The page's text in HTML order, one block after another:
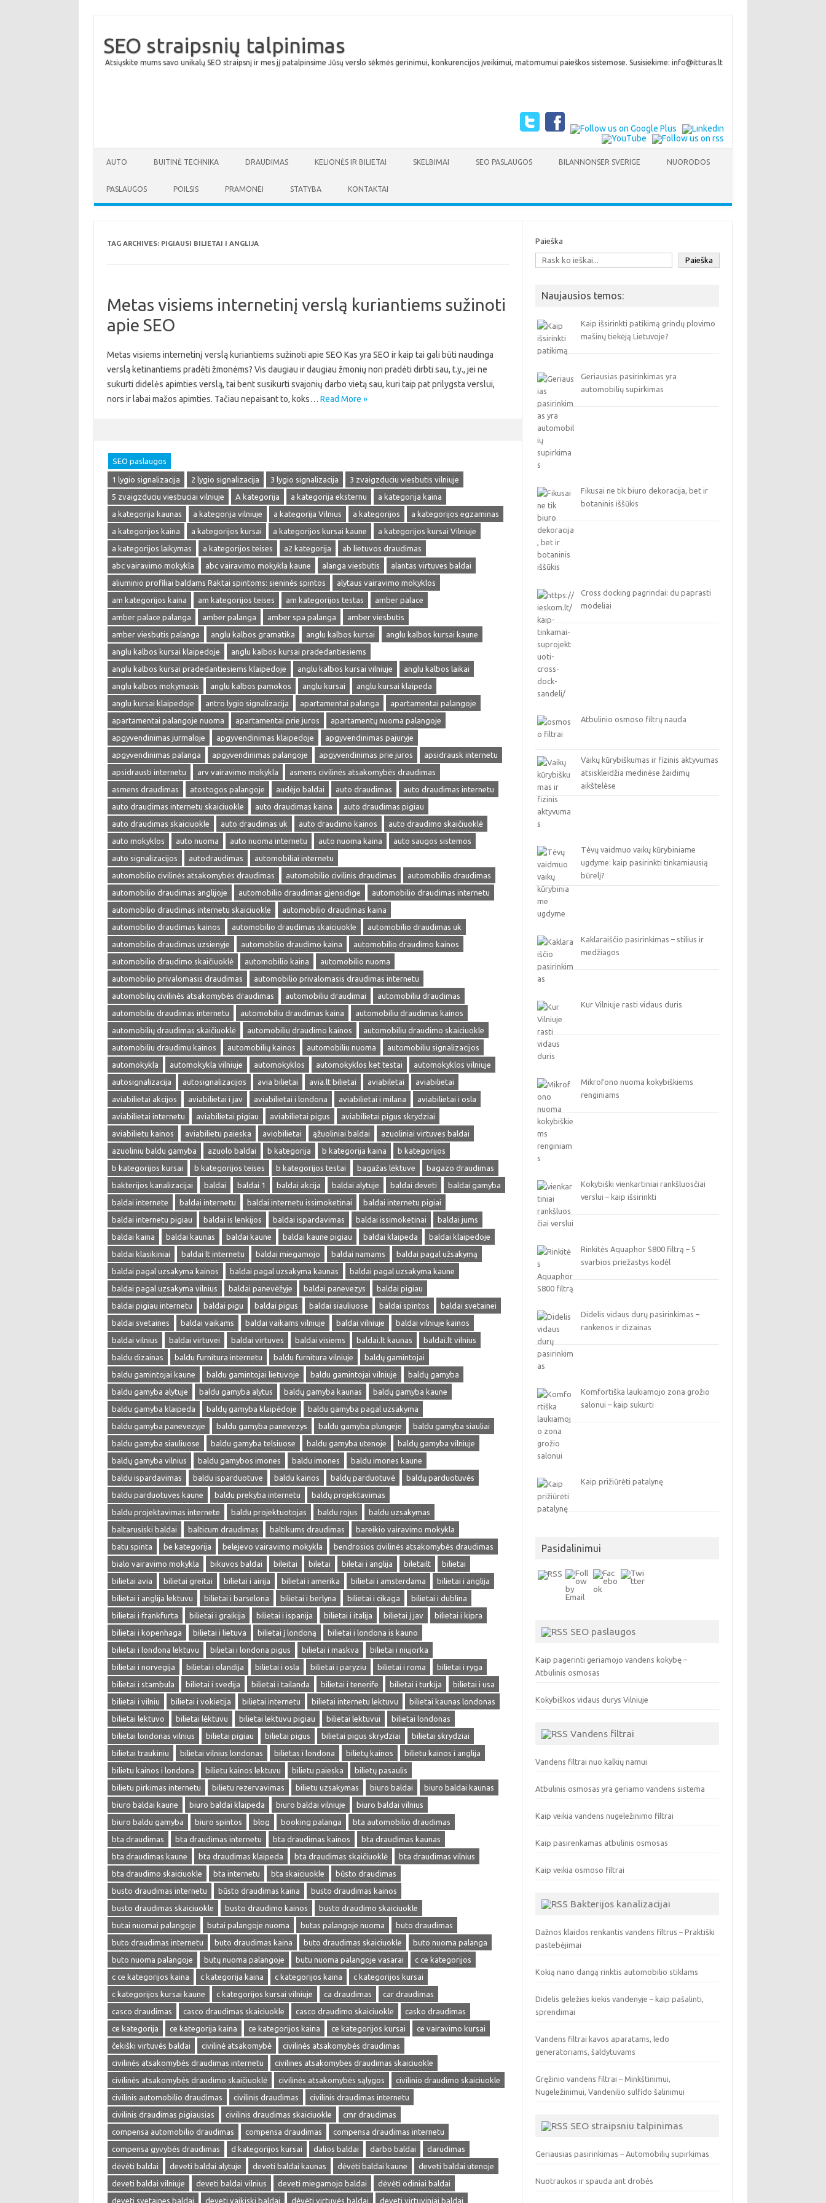
SEO straipsnių talpinimas
Atsiųskite mums savo unikalų SEO straipsnį ir mes jį patalpinsime Jūsų verslo sėkmės gerinimui, konkurencijos įveikimui, matomumui paieškos sistemose. Susisiekime: info@itturas.lt
AUTO BUITINĖ TECHNIKA DRAUDIMAS KELIONĖS IR BILIETAI SKELBIMAI SEO PASLAUGOS BILANNONSER SVERIGE NUORODOS
PASLAUGOS POILSIS PRAMONEI STATYBA KONTAKTAI
TAG ARCHIVES: PIGIAUSI BILIETAI I ANGLIJA
Metas visiems internetinį verslą kuriantiems sužinoti
apie SEO
Metas visiems internetinį verslą kuriantiems sužinoti apie SEO Kas yra SEO ir kaip tai gali būti naudinga
verslą ketinantiems pradėti žmonėms? Vis daugiau ir daugiau žmonių nori pradėti dirbti sau, t.y., jei ne
sukurti didelės apimties verslą, tai bent susikurti svajonių darbo vietą sau, kuri taip pat prilygsta verslui,
nors ir labai mažos apimties. Tačiau nepaisant to, koks… Read More »
SEO paslaugos
1 lygio signalizacija 2 lygio signalizacija 3 lygio signalizacija
3 zvaigzduciu viesbutis vilniuje
5 zvaigzduciu viesbuciai vilniuje
A kategorija a kategorija eksternu
a kategorija kaina
a kategorija kaunas
a kategorija vilniuje a kategorija Vilnius a kategorijos
a kategorijos egzaminas
a kategorijos kaina
a kategorijos kursai a kategorijos kursai kaune
a kategorijos kursai Vilniuje
a kategorijos laikymas
a kategorijos teises a2 kategorija
ab lietuvos draudimas
abc vairavimo mokykla
abc vairavimo mokykla kaune alanga viesbutis
alantas virtuves baldai
aliuminio profiliai baldams Raktai spintoms: sieninės spintos
alytaus vairavimo mokyklos
am kategorijos kaina
am kategorijos teises am kategorijos testas
amber palace
amber palace palanga
amber palanga amber spa palanga
amber viesbutis
amber viesbutis palanga
anglu kalbos gramatika anglu kalbos kursai
anglu kalbos kursai kaune
anglu kalbos kursai klaipedoje
anglu kalbos kursai pradedantiesiems
anglu kalbos kursai pradedantiesiems klaipedoje
anglu kalbos kursai vilniuje
anglu kalbos laikai
anglu kalbos mokymasis
anglu kalbos pamokos anglu kursai
anglu kursai klaipeda
anglu kursai klaipedoje
antro lygio signalizacija apartamentai palanga
apartamentai palangoje
apartamentai palangoje nuoma
apartamentai prie juros
apartamentų nuoma palangoje
apgyvendinimas jurmaloje
apgyvendinimas klaipedoje
apgyvendinimas pajuryje
apgyvendinimas palanga
apgyvendinimas palangoje apgyvendinimas prie juros
apsidrausk internetu
apsidrausti internetu
arv vairavimo mokykla
asmens civilinės atsakomybės draudimas
asmens draudimas
atostogos palangoje audėjo baldai auto draudimas
auto draudimas internetu
auto draudimas internetu skaiciuokle
auto draudimas kaina
auto draudimas pigiau
auto draudimas skaiciuokle
auto draudimas uk auto draudimo kainos
auto draudimo skaičiuoklė
auto mokyklos
auto nuoma auto nuoma internetu auto nuoma kaina
auto saugos sistemos
auto signalizacijos
autodraudimas
automobiliai internetu
automobilio civilinės atsakomybės draudimas
automobilio civilinis draudimas
automobilio draudimas
automobilio draudimas anglijoje
automobilio draudimas gjensidige
automobilio draudimas internetu
automobilio draudimas internetu skaiciuokle
automobilio draudimas kaina
automobilio draudimas kainos
automobilio draudimas skaiciuokle
automobilio draudimas uk
automobilio draudimas uzsienyje
automobilio draudimo kaina
automobilio draudimo kainos
automobilio draudimo skaičiuoklė
automobilio kaina
automobilio nuoma
automobilio privalomasis draudimas
automobilio privalomasis draudimas internetu
automobilių civilinės atsakomybės draudimas
automobiliu draudimai
automobiliu draudimas
automobiliu draudimas internetu
automobiliu draudimas kaina
automobiliu draudimas kainos
automobilių draudimas skaičiuoklė
automobiliu draudimo kainos
automobiliu draudimo skaiciuokle
automobiliu draudimu kainos
automobilių kainos automobiliu nuoma
automobiliu signalizacijos
automokykla
automokykla vilniuje automokyklos automokyklos ket testai
automokyklos vilniuje
autosignalizacija
autosignalizacijos avia bilietai avia.lt bilietai aviabiletai
aviabilietai
aviabilietai akcijos
aviabilietai i jav aviabilietai i londona aviabilietai i milana
aviabilietai i osla
aviabilietai internetu
aviabilietai pigiau aviabilietai pigus
aviabilietai pigus skrydziai
aviabilietu kainos
aviabilietu paieska aviobilietai ąžuoliniai baldai
azuoliniai virtuves baldai
azuoliniu baldu gamyba
azuolo baldai b kategorija b kategorija kaina
b kategorijos
b kategorijos kursai
b kategorijos teises b kategorijos testai bagažas lėktuve
bagazo draudimas
bakterijos kanalizacijai
baldai baldai 1 baldai akcija baldai alytuje baldai deveti
baldai gamyba
baldai internete
baldai internetu baldai internetu issimoketinai
baldai internetu pigiai
baldai internetu pigiau
baldai is lenkijos baldai ispardavimas baldai issimoketinai
baldai jums
baldai kaina
baldai kaunas baldai kaune baldai kaune pigiau baldai klaipeda
baldai klaipedoje
baldai klasikiniai
baldai lt internetu baldai miegamojo baldai namams
baldai pagal užsakymą
baldai pagal uzsakyma kainos
baldai pagal uzsakyma kaunas
baldai pagal uzsakyma kaune
baldai pagal uzsakyma vilnius
baldai panevėžyje baldai panevezys
baldai pigiau
baldai pigiau internetu
baldai pigu baldai pigus baldai siauliuose baldai spintos
baldai svetainei
baldai svetaines
baldai vaikams baldai vaikams vilniuje baldai vilniuje
baldai vilniuje kainos
baldai vilnius
baldai virtuvei baldai virtuves baldai visiems baldai.lt kaunas
baldai.lt vilnius
baldu dizainas
baldu furnitura internetu baldu furnitura vilniuje
baldų gamintojai
baldu gamintojai kaune
baldu gamintojai lietuvoje baldu gamintojai vilniuje
baldų gamyba
baldu gamyba alytuje
baldu gamyba alytus baldų gamyba kaunas
baldų gamyba kaune
baldu gamyba klaipeda
baldų gamyba klaipėdoje
baldu gamyba pagal uzsakyma
baldu gamyba panevezyje
baldu gamyba panevezys baldu gamyba plungeje
baldu gamyba siauliai
baldu gamyba siauliuose
baldu gamyba telsiuose baldu gamyba utenoje
baldų gamyba vilniuje
baldų gamyba vilnius
baldu gamybos imones baldu imones
baldu imones kaune
baldu ispardavimas
baldu isparduotuve baldu kainos baldų parduotuvė
baldų parduotuvės
baldu parduotuves kaune
baldu prekyba internetu
baldų projektavimas
baldu projektavimas internete
baldu projektuotojas baldu rojus
baldu uzsakymas
baltarusiski baldai
balticum draudimas baltikums draudimas
bareikio vairavimo mokykla
batu spinta
be kategorija belejevo vairavimo mokykla
bendrosios civilinės atsakomybės draudimas
bialo vairavimo mokykla
bikuvos baldai bileitai biletai biletai i anglija biletailt
bilietai
bilietai avia
bilietai greitai bilietai i airija bilietai i amerika bilietai i amsterdama
bilietai i anglija
bilietai i anglija lektuvu
bilietai i barselona bilietai i berlyna bilietai i cikaga
bilietai i dublina
bilietai i frankfurta
bilietai i graikija bilietai i ispanija bilietai i italija bilietai į jav
bilietai i kipra
bilietai i kopenhaga
bilietai i lietuva bilietai į londoną
bilietai i londona is kauno
bilietai i londona lektuvu
bilietai i londona pigus bilietai i maskva
bilietai i niujorka
bilietai i norvegija
bilietai i olandija bilietai i osla bilietai i paryziu bilietai i roma
bilietai i ryga
bilietai i stambula
bilietai i svedija bilietai i tailanda bilietai i tenerife bilietai i turkija
bilietai i usa
bilietai i vilniu
bilietai i vokietija bilietai internetu bilietai internetu lektuvu
bilietai kaunas londonas
bilietai lektuvo
bilietai lėktuvu bilietai lektuvu pigiau bilietai lektuvui
bilietai londonas
bilietai londonas vilnius
bilietai pigiau bilietai pigus bilietai pigus skrydziai
bilietai skrydziai
bilietai traukiniu
bilietai vilnius londonas bilietas i londona bilietų kainos
bilietu kainos i anglija
bilietu kainos i londona
bilietu kainos lektuvu bilietu paieska
bilietų pasaulis
bilietu pirkimas internetu
bilietu rezervavimas bilietu uzsakymas biuro baldai
biuro baldai kaunas
biuro baldai kaune
biuro baldai klaipeda biuro baldai vilniuje
biuro baldai vilnius
biuro baldu gamyba
biuro spintos blog booking palanga
bta automobilio draudimas
bta draudimas
bta draudimas internetu bta draudimas kainos
bta draudimas kaunas
bta draudimas kaune
bta draudimas klaipeda bta draudimas skaičiuoklė
bta draudimas vilnius
bta draudimo skaiciuokle
bta internetu bta skaiciuokle
būsto draudimas
busto draudimas internetu
būsto draudimas kaina
busto draudimas kainos
busto draudimas skaiciuokle
busto draudimo kainos
busto draudimo skaiciuokle
butai nuomai palangoje
butai palangoje nuoma butas palangoje nuoma
buto draudimas
buto draudimas internetu
buto draudimas kaina buto draudimas skaiciuokle
buto nuoma palanga
buto nuoma palangoje
butų nuoma palangoje butu nuoma palangoje vasarai
c ce kategorijos
c ce kategorijos kaina
c kategorija kaina c kategorijos kaina
c kategorijos kursai
c kategorijos kursai kaune
c kategorijos kursai vilniuje ca draudimas
car draudimas
casco draudimas
casco draudimas skaiciuokle casco draudimo skaiciuokle
casko draudimas
ce kategorija
ce kategorija kaina ce kategorijos kaina ce kategorijos kursai
ce vairavimo kursai
čekiški virtuvės baldai
civilinė atsakomybė
civilinės atsakomybės draudimas
civilinės atsakomybės draudimas internetu
civilines atsakomybes draudimas skaiciuokle
civilinės atsakomybės draudimo skaičiuoklė
civilinės atsakomybės sąlygos
civilinio draudimo skaiciuokle
civilinis automobilio draudimas
civilinis draudimas
civilinis draudimas internetu
civilinis draudimas pigiausias
civilinis draudimas skaiciuokle
cmr draudimas
compensa automobilio draudimas
compensa draudimas
compensa draudimas internetu
compensa gyvybės draudimas
d kategorijos kursai dalios baldai darbo baldai
darudimas
dėvėti baldai
deveti baldai alytuje deveti baldai kaunas dėvėti baldai kaune
deveti baldai utenoje
deveti baldai vilniuje
deveti baldai vilnius deveti miegamojo baldai
dėvėti odiniai baldai
deveti svetaines baldai
deveti vaikiski baldai dėvėti virtuvės baldai deveti virtuviniai baldai
Paieška
Paieška
Naujausios temos:
Kaip išsirinkti patikimą grindų plovimo
mašinų tiekėją Lietuvoje?
Geriausias pasirinkimas yra
automobilių supirkimas
Fikusai ne tik biuro dekoracija, bet ir
botaninis iššūkis
Cross docking pagrindai: du paprasti
modeliai
Atbulinio osmoso filtrų nauda
Vaikų kūrybiškumas ir fizinis aktyvumas
atsiskleidžia medinėse žaidimų
aikštelėse
Tėvų vaidmuo vaikų kūrybiniame
ugdyme: kaip pasirinkti tinkamiausią
būrelį?
Kaklaraiščio pasirinkimas – stilius ir
medžiagos
Kur Vilniuje rasti vidaus duris
Mikrofono nuoma kokybiškiems
renginiams
Kokybiški vienkartiniai rankšluosčiai
verslui – kaip išsirinkti
Rinkitės Aquaphor S800 filtrą – 5
svarbios priežastys kodėl
Didelis vidaus durų pasirinkimas –
rankenos ir dizainas
Komfortiška laukiamojo zona grožio
salonui – kaip sukurti
Kaip prižiūrėti patalynę
Pasidalinimui
SEO paslaugos
Kaip pagerinti geriamojo vandens kokybę –
Atbulinis osmosas
Kokybiškos vidaus durys Vilniuje
Vandens filtrai
Vandens filtrai nuo kalkių namui
Atbulinis osmosas yra geriamo vandens sistema
Kaip veikia vandens nugeležinimo filtrai
Kaip pasirenkamas atbulinis osmosas
Kaip veikia osmoso filtrai
Bakterijos kanalizacijai
Dažnos klaidos renkantis vandens filtrus – Praktiški
pastebėjimai
Kokią nano dangą rinktis automobilio stiklams
Didelis geležies kiekis vandenyje – kaip pašalinti,
sprendimai
Vandens filtrai kavos aparatams, ledo
generatoriams, šaldytuvams
Gręžinio vandens filtrai – Minkštinimui,
Nugeležinimui, Vandenilio sulfido šalinimui
SEO straipsniu talpinimas
Geriausias pasirinkimas – Automobilių supirkimas
Nuotraukos ir spauda ant drobės